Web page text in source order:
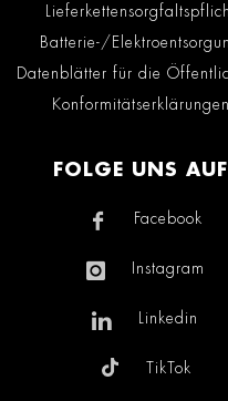
Batterie-/
Datenblätter für die
Konformitätserklärungen
FOLGE UNS AUF
Facebook
Instagram
Linkedin
TikTok